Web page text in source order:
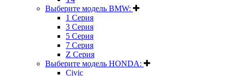
Выберите модель BMW:
1 Серия
3 Серия
5 Серия
7 Серия
Z Серия
Выберите модель HONDA:
Civic